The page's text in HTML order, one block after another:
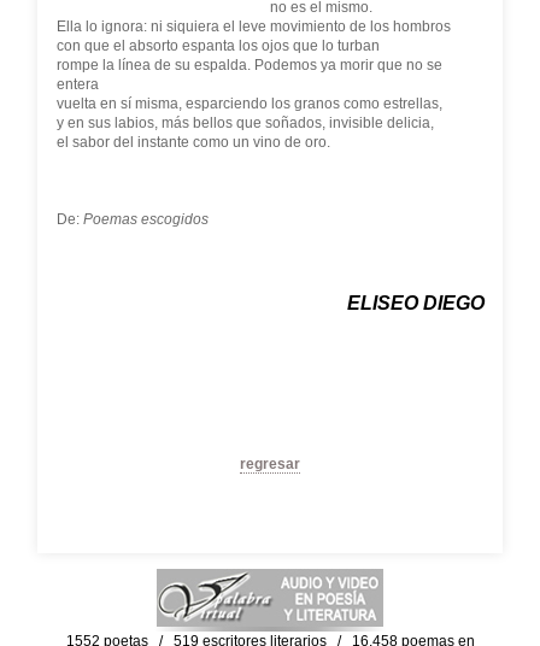
no es el mismo.
Ella lo ignora: ni siquiera el leve movimiento de los hombros
con que el absorto espanta los ojos que lo turban
rompe la línea de su espalda. Podemos ya morir que no se
entera
vuelta en sí misma, esparciendo los granos como estrellas,
y en sus labios, más bellos que soñados, invisible delicia,
el sabor del instante como un vino de oro.
De: Poemas escogidos
ELISEO DIEGO
regresar
1552 poetas / 519 escritores literarios / 16,458 poemas en